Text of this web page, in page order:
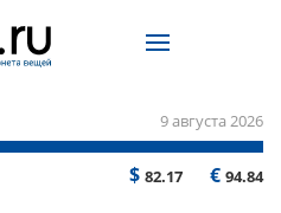
9 августа 2026
$ 82.17 € 94.84